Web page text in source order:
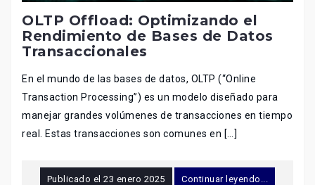
OLTP Offload: Optimizando el
Rendimiento de Bases de Datos
Transaccionales
En el mundo de las bases de datos, OLTP (“Online
Transaction Processing”) es un modelo diseñado para
manejar grandes volúmenes de transacciones en tiempo
real. Estas transacciones son comunes en […]
Publicado el23 enero 2025 Continuar leyendo...